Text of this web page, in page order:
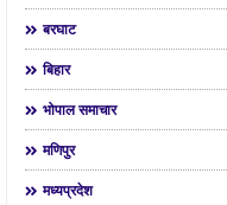
बरघाट
बिहार
भोपाल समाचार
मणिपुर
मध्यप्रदेश